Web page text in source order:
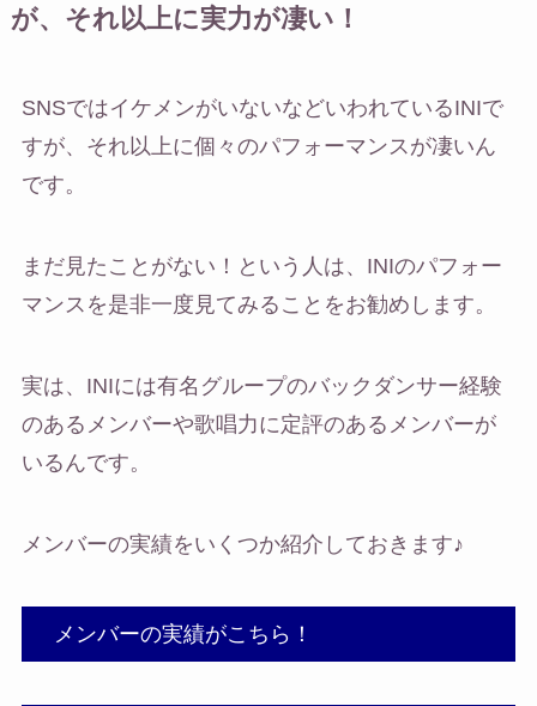
が、それ以上に実力が凄い！
SNSではイケメンがいないなどいわれているINIで
すが、それ以上に個々のパフォーマンスが凄いん
です。
まだ見たことがない！という人は、INIのパフォー
マンスを是非一度見てみることをお勧めします。
実は、INIには有名グループのバックダンサー経験
のあるメンバーや歌唱力に定評のあるメンバーが
いるんです。
メンバーの実績をいくつか紹介しておきます♪
メンバーの実績がこちら！